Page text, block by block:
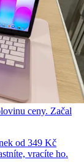
ceny. Začal
od 349 Kč
vracíte ho.